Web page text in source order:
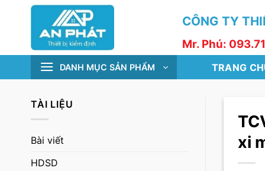
CÔNG TY
Mr. Phú:
DANH MỤC SẢN PHẨM TRANG
TÀI LIỆU
Bài viết
HDSD
xi